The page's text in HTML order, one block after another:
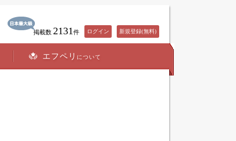
掲載数 2131 件 ログイン 新規登録(無料)
エフペリ について